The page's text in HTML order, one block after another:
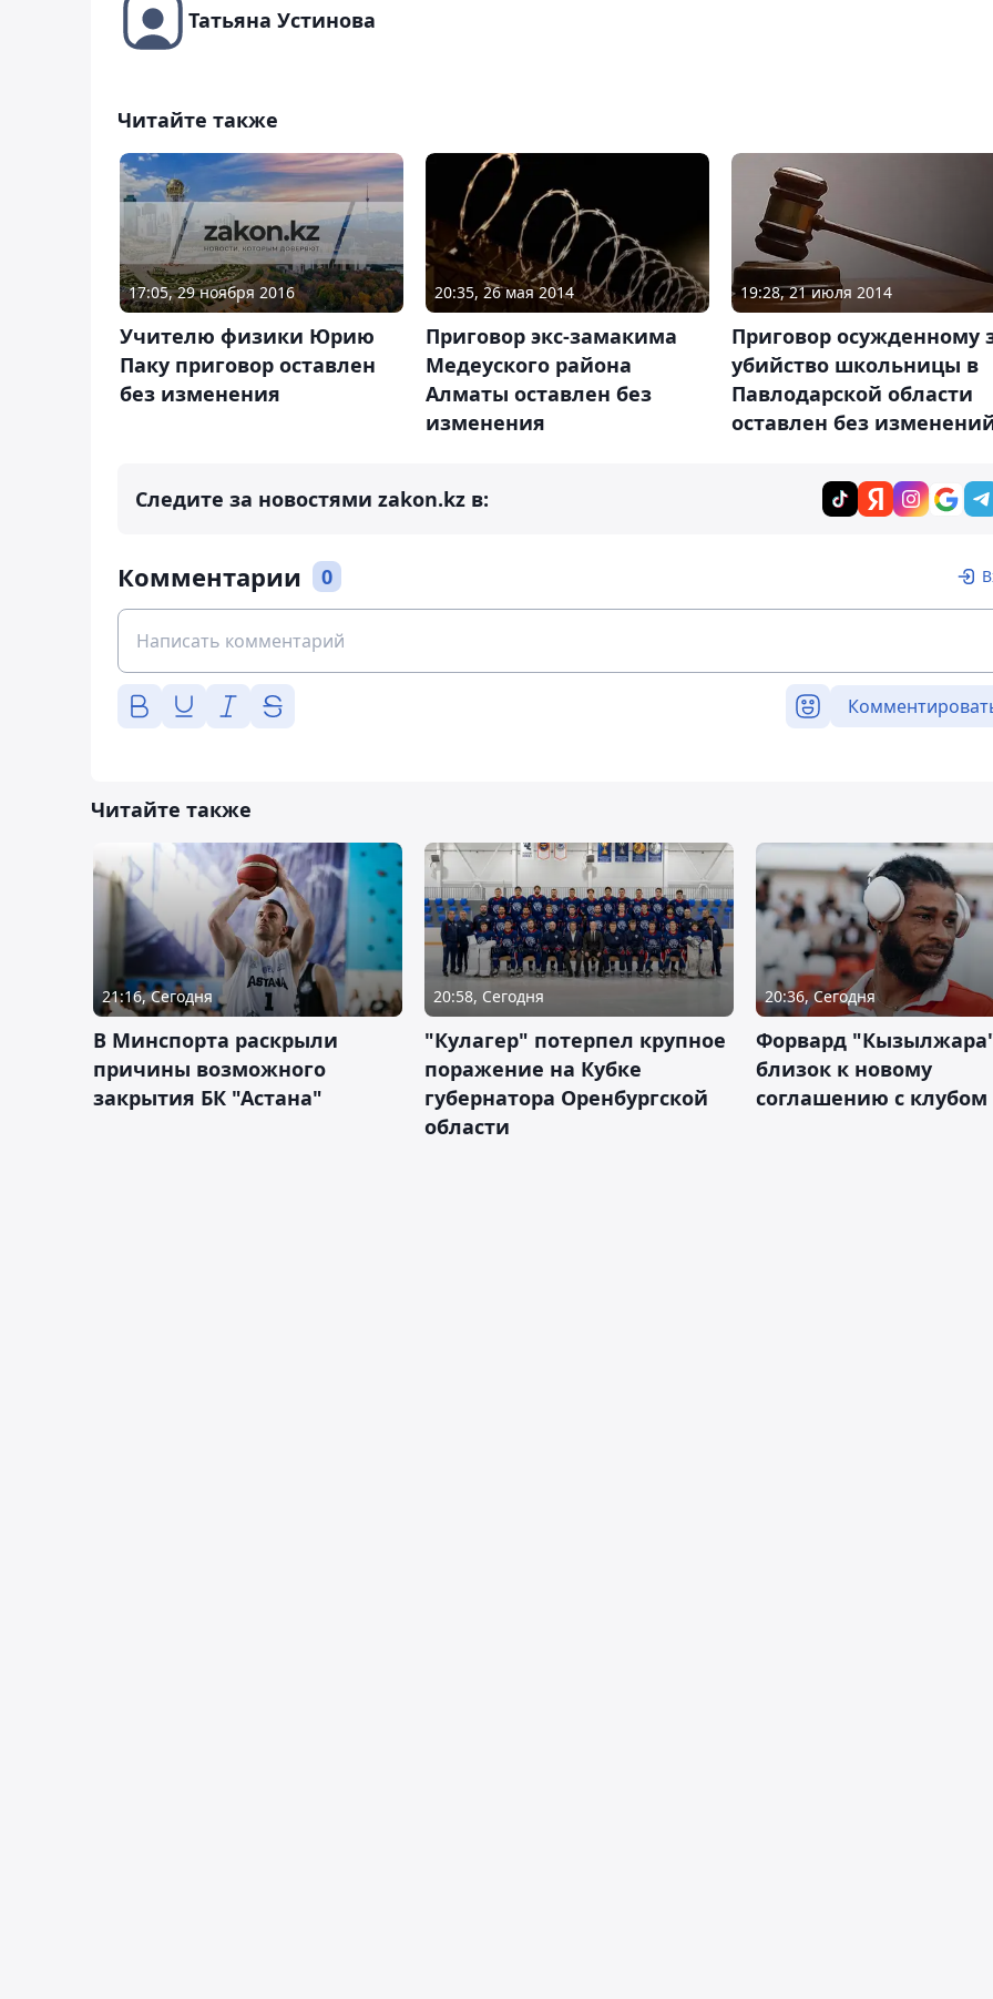
Татьяна Устинова
Читайте также
17:05, 29 ноября 2016
Учителю физики Юрию
Паку приговор оставлен
без изменения
20:35, 26 мая 2014
Приговор экс-замакима
Медеуского района
Алматы оставлен без
изменения
19:28, 21 июля 2014
Приговор осужденному
убийство школьницы в
Павлодарской области
оставлен без
Следите за новостями zakon.kz в:
Комментарии 0
Читайте также
21:16, Сегодня
В Минспорта раскрыли
причины возможного
закрытия БК "Астана"
20:58, Сегодня
"Кулагер" потерпел крупное
поражение на Кубке
губернатора Оренбургской
области
20:36, Сегодня
Форвард
близок к новому
соглашению с клубом